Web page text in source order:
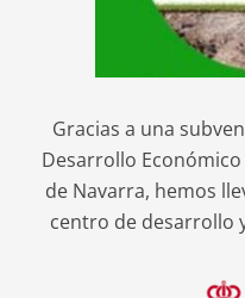
Gracias a una
Desarrollo
de Navarra, hemos
centro de desarrollo